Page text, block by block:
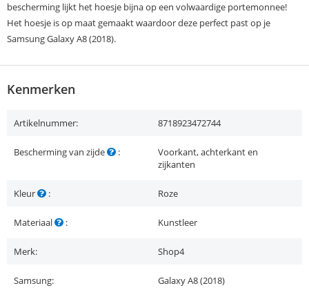
bescherming lijkt het hoesje bijna op een volwaardige portemonnee!
Het hoesje is op maat gemaakt waardoor deze perfect past op je
Samsung Galaxy A8 (2018).
Kenmerken
Artikelnummer: 8718923472744
Bescherming van zijde :
Voorkant, achterkant en
zijkanten
Kleur : Roze
Materiaal : Kunstleer
Merk: Shop4
Samsung: Galaxy A8 (2018)